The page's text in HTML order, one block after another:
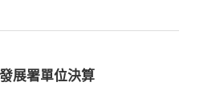
展署單位決算